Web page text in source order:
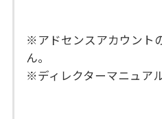
※アドセンスアカウント
ん。
※ディレクターマニュア